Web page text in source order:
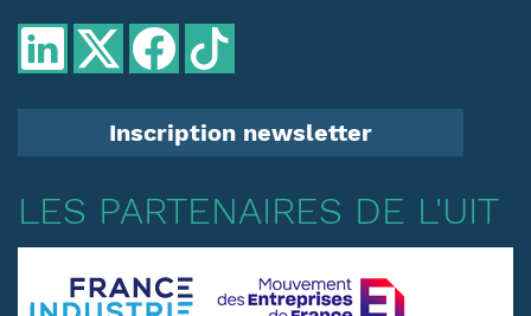
Inscription newsletter
LES PARTENAIRES DE L'UIT